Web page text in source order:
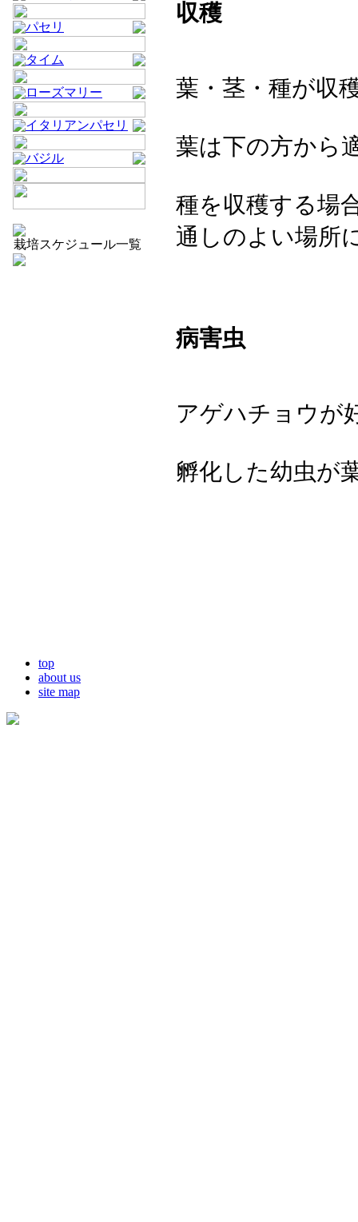
パセリ
タイム
ローズマリー
イタリアンパセリ
バジル
栽培スケジュール一覧
収穫
葉・茎・種が収
葉は下の方から
種を収穫する場
通しのよい場所
病害虫
アゲハチョウが
孵化した幼虫が
top
about us
site map